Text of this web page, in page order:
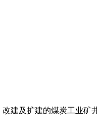
建及扩建的煤炭工业矿